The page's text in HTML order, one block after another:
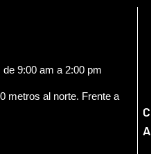
9:00 am a 2:00 pm
metros al norte. Frente a